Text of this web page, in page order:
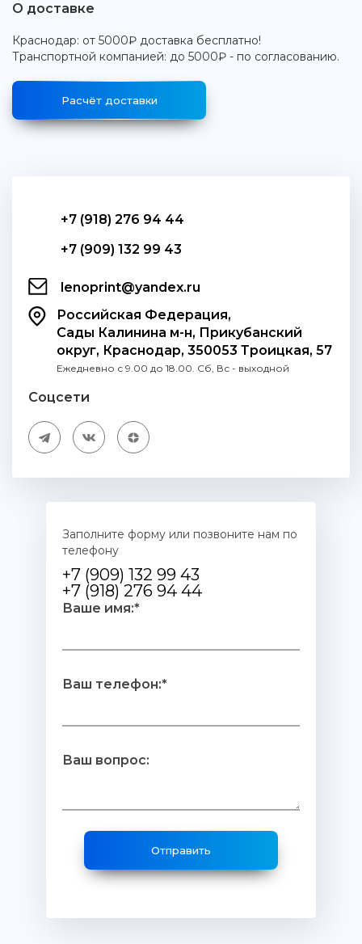
О доставке
Краснодар: от 5000₽ доставка бесплатно!
Транспортной компанией: до 5000₽ - по согласованию.
Расчёт доставки
+7 (918) 276 94 44
+7 (909) 132 99 43
lenoprint@yandex.ru
Российская Федерация,
Сады Калинина м-н, Прикубанский
округ, Краснодар, 350053 Троицкая, 57
Ежедневно с 9.00 до 18.00. Сб, Вс - выходной
Соцсети
Заполните форму или позвоните нам по
телефону
+7 (909) 132 99 43
+7 (918) 276 94 44
Ваше имя:*
Ваш телефон:*
Ваш вопрос: